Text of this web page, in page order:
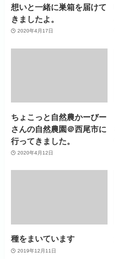
想いと一緒に巣箱を届けて
きましたよ。
2020年4月17日
ちょこっと自然農かーびー
さんの自然農園＠西尾市に
行ってきました。
2020年4月12日
種をまいています
2019年12月11日